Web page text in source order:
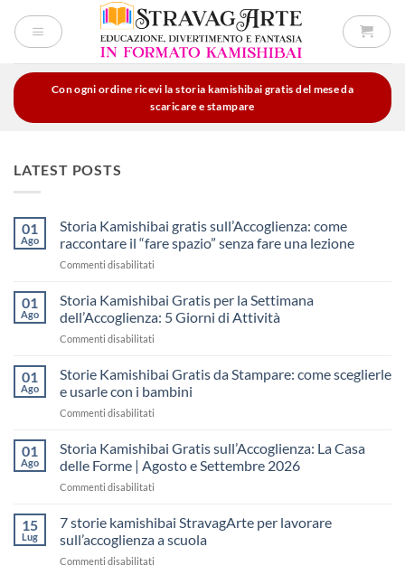
Con ogni ordine ricevi la storia kamishibai gratis del mese da
scaricare e stampare
LATEST POSTS
01
Ago
Storia Kamishibai gratis sull’Accoglienza: come
raccontare il “fare spazio” senza fare una lezione
Commenti disabilitati
Kamishibai
gratis
sull’Accoglienza:
il
“fare
una
lezione
01
Ago
Storia Kamishibai Gratis per la Settimana
dell’Accoglienza: 5 Giorni di Attività
Commenti disabilitati
Kamishibai
Gratis
per
dell’Accoglienza:
Giorni
01
Ago
Storie Kamishibai Gratis da Stampare: come sceglierle
e usarle con i bambini
Commenti disabilitati
Kamishibai
Gratis
da
sceglierle
01
Ago
Storia Kamishibai Gratis sull’Accoglienza: La Casa
delle Forme | Agosto e Settembre 2026
Commenti disabilitati
Kamishibai
Gratis
sull’Accoglienza:
15
Lug
7 storie kamishibai StravagArte per lavorare
sull’accoglienza a scuola
Commenti disabilitati